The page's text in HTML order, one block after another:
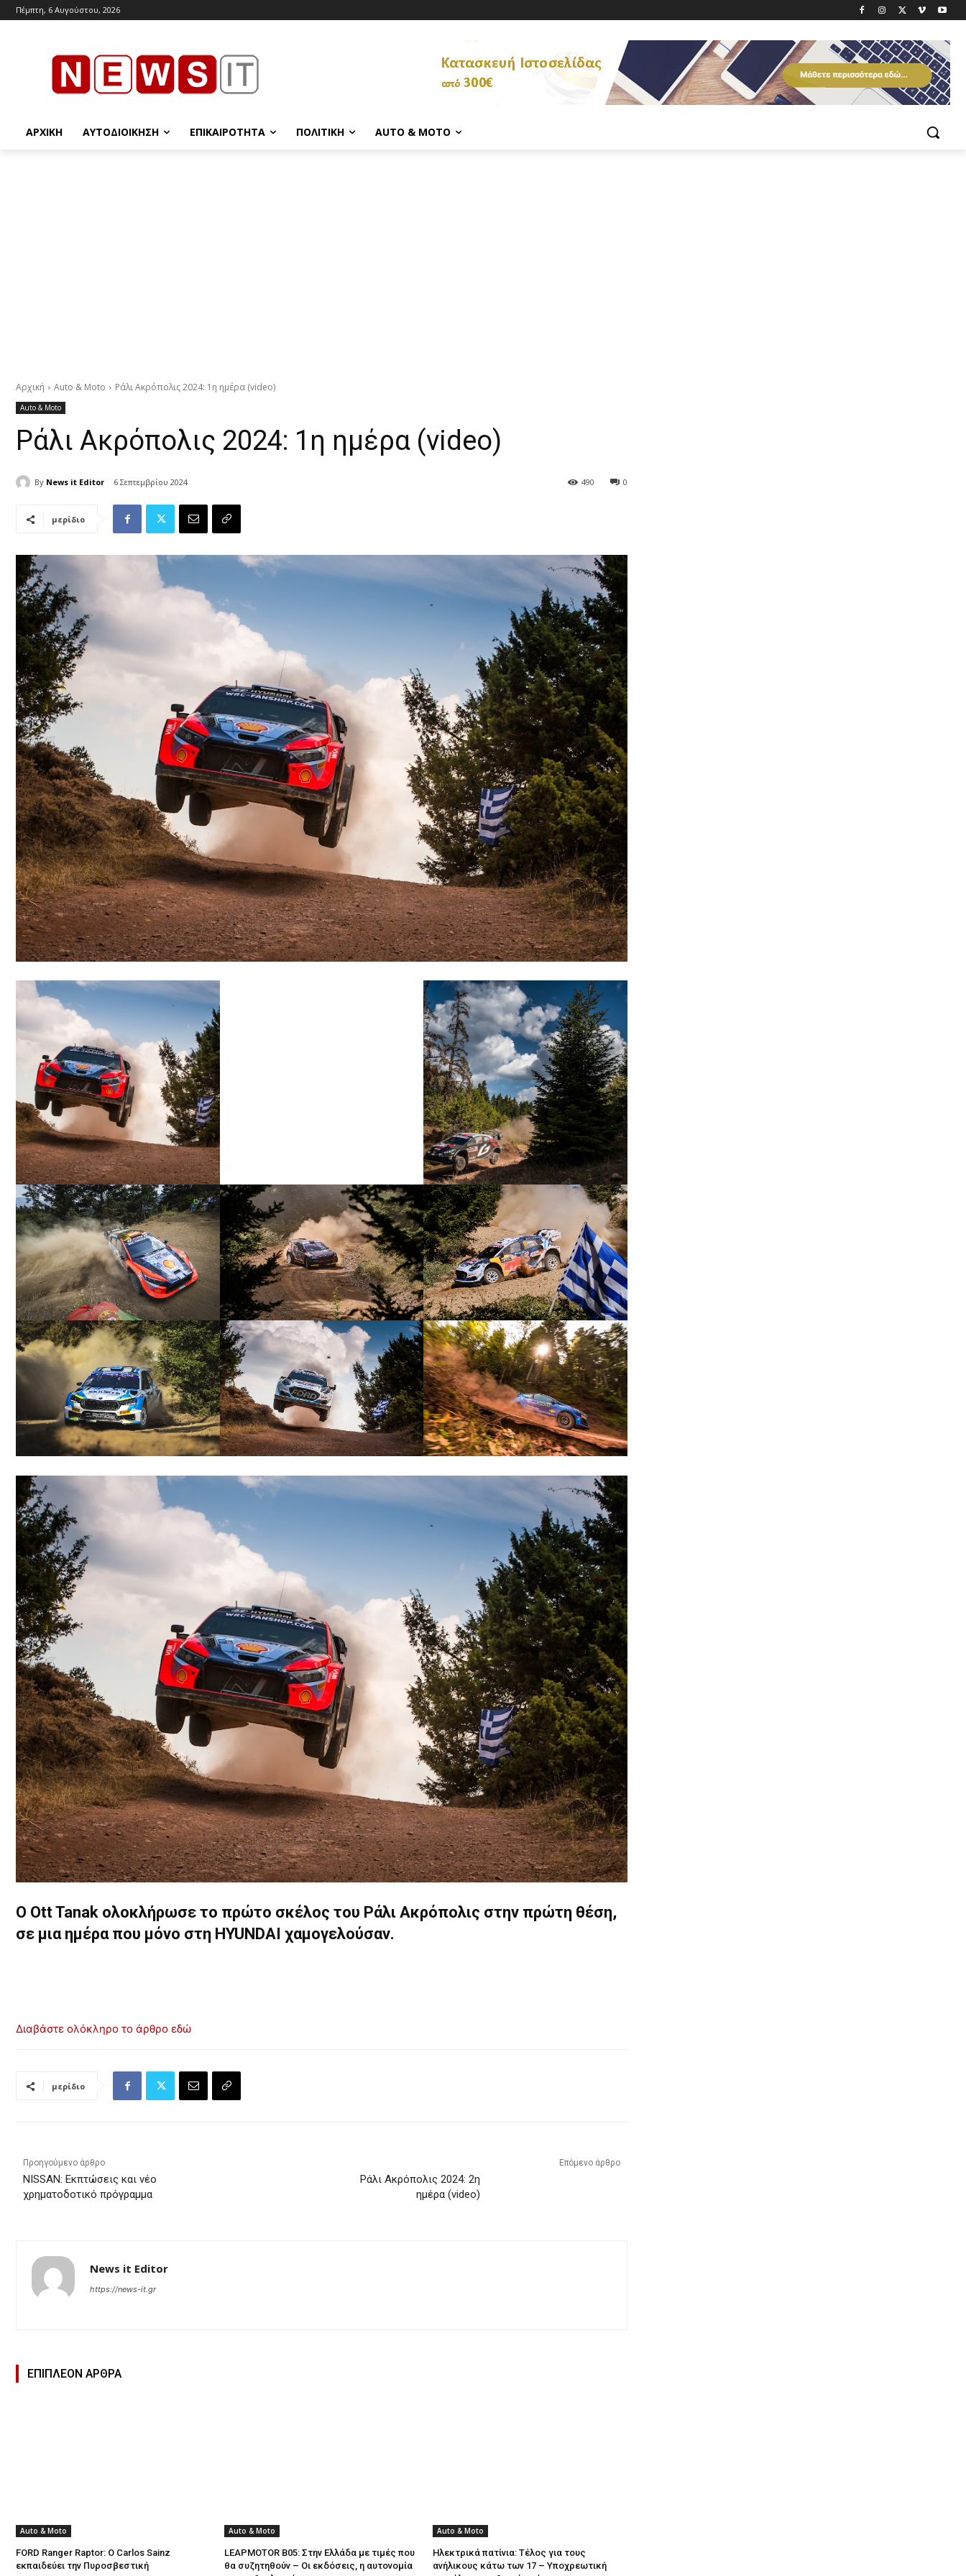
Πέμπτη, 6 Αυγούστου, 2026
ΑΡΧΙΚΉ ΑΥΤΟΔΙΟΊΚΗΣΗ ΕΠΙΚΑΙΡΌΤΗΤΑ ΠΟΛΙΤΙΚΉ AUTO & MOTO
Αρχική Auto & Moto Ράλι Ακρόπολις 2024: 1η ημέρα (video)
Auto & Moto
Ράλι Ακρόπολις 2024: 1η ημέρα (video)
By News it Editor 6 Σεπτεμβρίου 2024 0
490
μερίδιο
Ο Ott Tanak ολοκλήρωσε το πρώτο σκέλος του Ράλι Ακρόπολις στην πρώτη θέση,
σε μια ημέρα που μόνο στη HYUNDAI χαμογελούσαν.
Διαβάστε ολόκληρο το άρθρο εδώ
μερίδιο
Προηγούμενο άρθρο
NISSAN: Εκπτώσεις και νέο
χρηματοδοτικό πρόγραμμα
Επόμενο άρθρο
Ράλι Ακρόπολις 2024: 2η
ημέρα (video)
News it Editor
https://news-it.gr
ΕΠΙΠΛΕΟΝ ΑΡΘΡΑ
Auto & Moto
FORD Ranger Raptor: Ο Carlos Sainz
εκπαιδεύει την Πυροσβεστική
Auto & Moto
LEAPMOTOR B05: Στην Ελλάδα με τιμές που
θα συζητηθούν – Οι εκδόσεις, η αυτονομία
Auto & Moto
Ηλεκτρικά πατίνια: Τέλος για τους
ανήλικους κάτω των 17 – Υποχρεωτική